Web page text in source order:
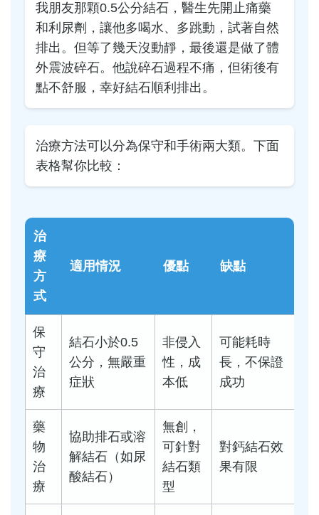
我朋友那顆0.5公分結石，醫生先開止痛藥
和利尿劑，讓他多喝水、多跳動，試著自然
排出。但等了幾天沒動靜，最後還是做了體
外震波碎石。他說碎石過程不痛，但術後有
點不舒服，幸好結石順利排出。
治療方法可以分為保守和手術兩大類。下面
表格幫你比較：
治
療
方
式
適用情況 優點 缺點
保
守
治
療
結石小於0.5
公分，無嚴重
症狀
非侵入
性，成
本低
可能耗時
長，不保證
成功
藥
物
治
療
協助排石或溶
解結石（如尿
酸結石）
無創，
可針對
結石類
型
對鈣結石效
果有限